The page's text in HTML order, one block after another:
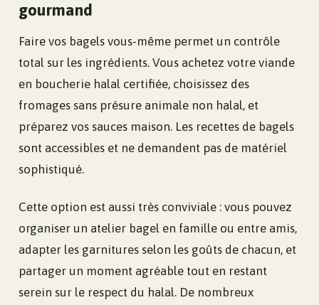
gourmand
Faire vos bagels vous-même permet un contrôle
total sur les ingrédients. Vous achetez votre viande
en boucherie halal certifiée, choisissez des
fromages sans présure animale non halal, et
préparez vos sauces maison. Les recettes de bagels
sont accessibles et ne demandent pas de matériel
sophistiqué.
Cette option est aussi très conviviale : vous pouvez
organiser un atelier bagel en famille ou entre amis,
adapter les garnitures selon les goûts de chacun, et
partager un moment agréable tout en restant
serein sur le respect du halal. De nombreux